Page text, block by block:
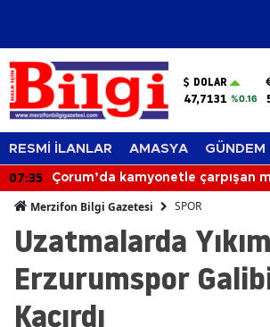
DOLAR
47,7131 %0.16
RESMİ İLANLAR AMASYA GÜNDEM
06:56 Otomobil Devrildi: 2 Kişi
Merzifon Bilgi Gazetesi SPOR
Uzatmalarda
Erzurumspor
Kaçırdı